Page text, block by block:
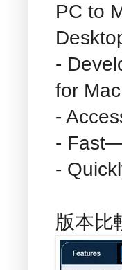
PC to
-
for Mac
-
-
-
版本比